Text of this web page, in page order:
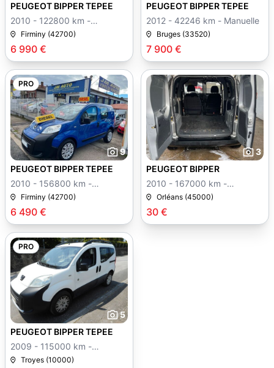
6 990 €
PEUGEOT BIPPER TEPEE
2010 - 122800 km -
Manuelle
Firminy (42700)
7 900 €
PEUGEOT BIPPER TEPEE
2012 - 42246 km - Manuelle
Bruges (33520)
PRO
9
6 490 €
PEUGEOT BIPPER TEPEE
2010 - 156800 km -
Manuelle
Firminy (42700)
3
30 €
PEUGEOT BIPPER
2010 - 167000 km -
Manuelle
Orléans (45000)
PRO
5
PEUGEOT BIPPER TEPEE
2009 - 115000 km -
Manuelle
Troyes (10000)